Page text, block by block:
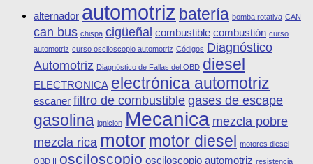
alternador automotriz batería bomba rotativa CAN
can bus chispa cigüeñal combustible combustión curso
automotriz curso osciloscopio automotriz Códigos Diagnóstico
Automotriz Diagnóstico de Fallas del OBD diesel
ELECTRONICA electrónica automotriz
escaner filtro de combustiblegases de escape
gasolina ignicion Mecanica mezcla pobre
mezcla rica motormotor diesel motores diesel
OBD II osciloscopio osciloscopio automotriz resistencia